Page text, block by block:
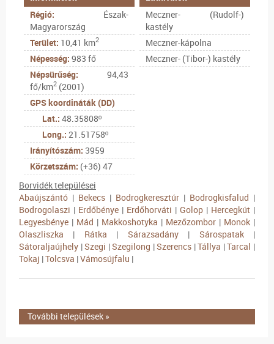
Régió: Észak-
Magyarország
Terület: 10,41 km2
Népesség: 983 fő
Népsürűség: 94,43
fő/km2(2001)
GPS koordináták (DD)
Lat.: 48.35808º
Long.: 21.51758º
Irányítószám: 3959
Körzetszám: (+36) 47
Meczner- (Rudolf-)
kastély
Meczner-kápolna
Meczner- (Tibor-) kastély
Borvidék települései
Abaújszántó | Bekecs | Bodrogkeresztúr | Bodrogkisfalud |
Bodrogolaszi | Erdőbénye | Erdőhorváti | Golop | Hercegkút |
Legyesbénye | Mád | Makkoshotyka | Mezőzombor | Monok |
Olaszliszka
| Rátka | Sárazsadány | Sárospatak
|
Sátoraljaújhely |Szegi |Szegilong |Szerencs |Tállya |Tarcal |
Tokaj |Tolcsva |Vámosújfalu |
További települések »